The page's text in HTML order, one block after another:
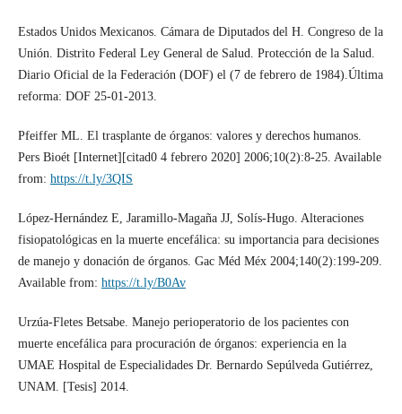
Estados Unidos Mexicanos. Cámara de Diputados del H. Congreso de la
Unión. Distrito Federal Ley General de Salud. Protección de la Salud.
Diario Oficial de la Federación (DOF) el (7 de febrero de 1984).Última
reforma: DOF 25-01-2013.
Pfeiffer ML. El trasplante de órganos: valores y derechos humanos.
Pers Bioét [Internet][citad0 4 febrero 2020] 2006;10(2):8-25. Available
from: https://t.ly/3QIS
López-Hernández E, Jaramillo-Magaña JJ, Solís-Hugo. Alteraciones
fisiopatológicas en la muerte encefálica: su importancia para decisiones
de manejo y donación de órganos. Gac Méd Méx 2004;140(2):199-209.
Available from: https://t.ly/B0Av
Urzúa-Fletes Betsabe. Manejo perioperatorio de los pacientes con
muerte encefálica para procuración de órganos: experiencia en la
UMAE Hospital de Especialidades Dr. Bernardo Sepúlveda Gutiérrez,
UNAM. [Tesis] 2014.